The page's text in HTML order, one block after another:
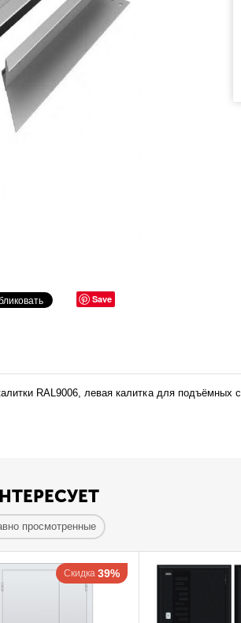
Save
RAL9006, левая калитка для
просмотренные
Скидка 39%